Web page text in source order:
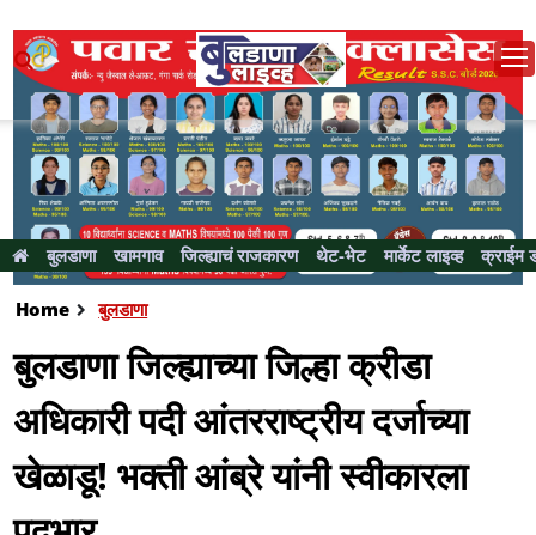
बुलडाणा खामगाव जिल्ह्याचं राजकारण थेट-भेट मार्केट लाइव्ह क्राईम
Home बुलडाणा
बुलडाणा जिल्ह्याच्या जिल्हा क्रीडा
अधिकारी पदी आंतरराष्ट्रीय दर्जाच्या
खेळाडू! भक्ती आंब्रे यांनी स्वीकारला